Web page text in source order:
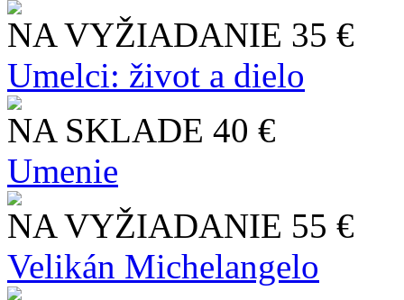
NA VYŽIADANIE 35 €
Umelci: život a dielo
NA SKLADE 40 €
Umenie
NA VYŽIADANIE 55 €
Velikán Michelangelo